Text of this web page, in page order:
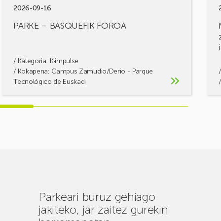
2026-09-16
PARKE – BASQUEFIK FOROA
/ Kategoria: K·impulse
/ Kokapena: Campus Zamudio/Derio - Parque
Tecnológico de Euskadi
Parkeari buruz gehiago
jakiteko, jar zaitez gurekin